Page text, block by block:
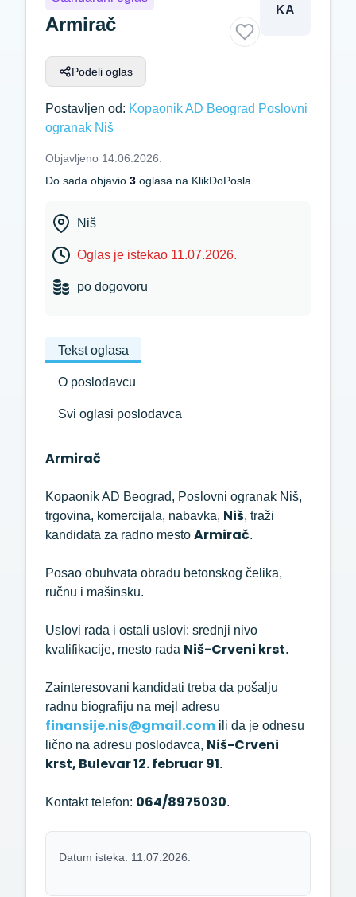
Armirač
Podeli oglas
KA
Postavljen od: Kopaonik AD Beograd Poslovni
ogranak Niš
Objavljeno 14.06.2026.
Do sada objavio 3 oglasa na KlikDoPosla
Niš
Oglas je istekao 11.07.2026.
po dogovoru
Tekst oglasa
O poslodavcu
Svi oglasi poslodavca
Armirač
Kopaonik AD Beograd, Poslovni ogranak Niš,
trgovina, komercijala, nabavka, Niš, traži
kandidata za radno mesto Armirač.
Posao obuhvata obradu betonskog čelika,
ručnu i mašinsku.
Uslovi rada i ostali uslovi: srednji nivo
kvalifikacije, mesto rada Niš-Crveni krst.
Zainteresovani kandidati treba da pošalju
radnu biografiju na mejl adresu
finansije.nis@gmail.com ili da je odnesu
lično na adresu poslodavca, Niš-Crveni
krst, Bulevar 12. februar 91.
Kontakt telefon: 064/8975030.
Datum isteka: 11.07.2026.